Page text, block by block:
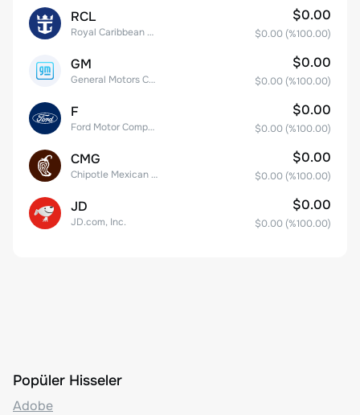
RCL
Royal Caribbean Group
$0.00
$0.00 (%100.00)
GM
General Motors Company
$0.00
$0.00 (%100.00)
F
Ford Motor Company
$0.00
$0.00 (%100.00)
CMG
Chipotle Mexican Grill, Inc.
$0.00
$0.00 (%100.00)
JD
JD.com, Inc.
$0.00
$0.00 (%100.00)
Popüler Hisseler
Adobe